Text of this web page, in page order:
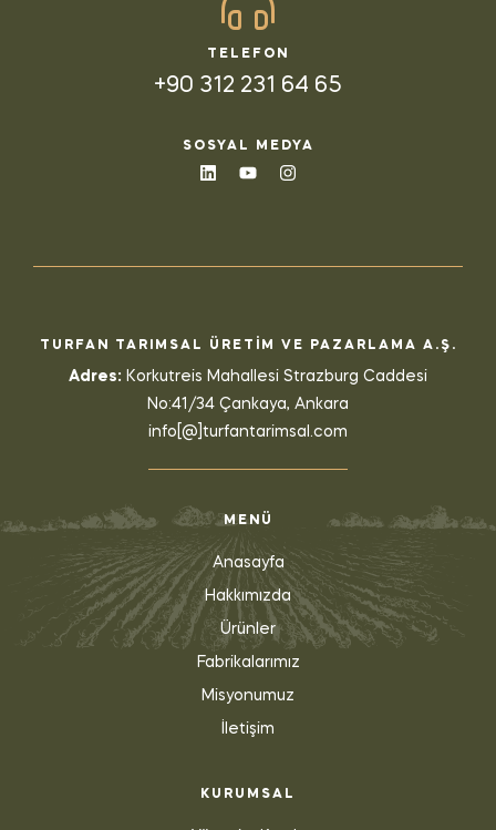
TELEFON
+90 312 231 64 65
SOSYAL MEDYA
TURFAN TARIMSAL ÜRETİM VE PAZARLAMA A.Ş.
Adres: Korkutreis Mahallesi Strazburg Caddesi
No:41/34 Çankaya, Ankara
info[@]turfantarimsal.com
MENÜ
Anasayfa
Hakkımızda
Ürünler
Fabrikalarımız
Misyonumuz
İletişim
KURUMSAL